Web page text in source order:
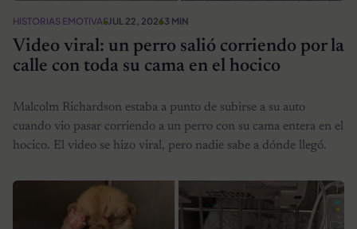
HISTORIAS EMOTIVASJUL 22, 20263 MIN
Video viral: un perro salió corriendo por la
calle con toda su cama en el hocico
Malcolm Richardson estaba a punto de subirse a su auto
cuando vio pasar corriendo a un perro con su cama entera en el
hocico. El video se hizo viral, pero nadie sabe a dónde llegó.